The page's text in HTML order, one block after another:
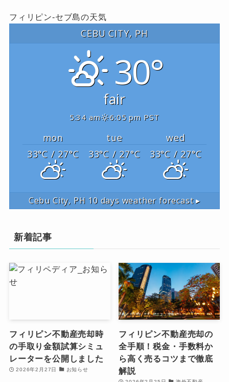
フィリピン-セブ島の天気
CEBU CITY, PH
30°
fair
5:34 am 6:05 pm PST
mon tue
wed
33°C / 27°C 33°C / 27°C 33°C / 27°C
Cebu City, PH 10 days weather forecast ▸
新着記事
フィリピン不動産売却時
の手取り金額試算シミュ
レーターを公開しました
2026年2月27日 お知らせ
フィリピン不動産売却の
全手順！税金・手数料か
ら高く売るコツまで徹底
解説